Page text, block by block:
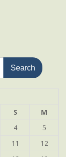
S
M
4
5
11
12